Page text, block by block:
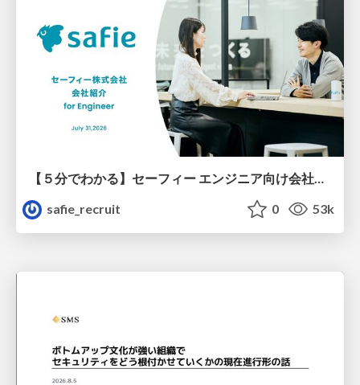
【５分でわかる】セーフィー エンジニア向け会社紹介
safie_recruit
0 53k